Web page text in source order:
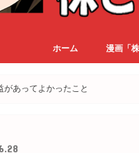
ホーム 漫画「
があってよかったこと